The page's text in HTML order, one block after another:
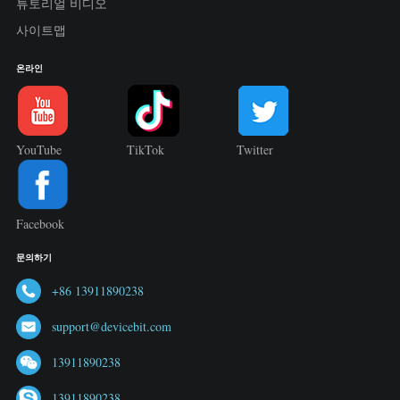
사이트맵
온라인
YouTube TikTok Twitter
Facebook
문의하기
+86 13911890238
support@devicebit.com
13911890238